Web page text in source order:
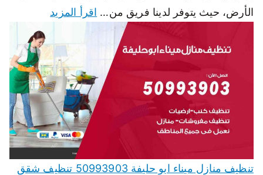
الأرض، حيث يتوفر لدينا فريق من… اقرأ المزيد
تنظيف منازل ميناء ابو حليفة 50993903 تنظيف شقق